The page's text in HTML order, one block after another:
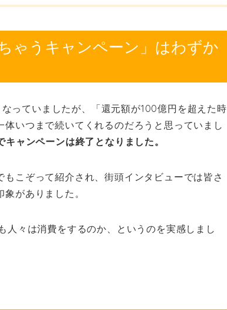
ゃうキャンペーン」はわずか
っていましたが、「還元額が100億円を超えた時
いつまで続いてくれるのだろうと思っていまし
キャンペーンは終了となりました。
こぞって紹介され、街頭インタビューでは皆さ
がありました。
人々は消費をするのか、というのを実感しまし